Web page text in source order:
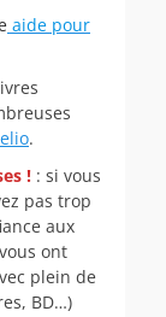
aide pour
.
!: si vous
pas trop
aux
ont
plein de
BD…)